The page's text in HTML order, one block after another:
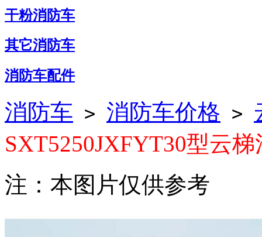
干粉消防车
其它消防车
消防车配件
消防车 > 消防车价格 >
SXT5250JXFYT30型云
注：本图片仅供参考